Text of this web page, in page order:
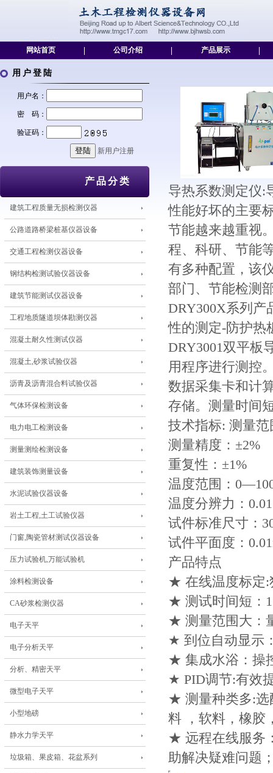
网站首页 公司介绍 产品展示
用户登陆
用户名：
密 码：
验证码：
新用户注册
产品分类
建筑工程质量无损检测仪器
公路道路桥梁桩基仪器设备
交通工程检测仪器设备
钢结构检测试验仪器设备
建筑节能测试仪器设备
工程地质隧道坝体勘测仪器
混凝土耐久性测试仪器
混凝土,砂浆试验仪器
沥青及沥青混合料试验仪器
气体环保检测设备
电力电工检测设备
测量测绘检测设备
建筑装饰测量设备
水泥试验仪器设备
岩土工程,土工试验仪器
门窗,陶瓷管材测试仪器设备
压力试验机,万能试验机
涂料检测设备
CA砂浆检测仪器
电子天平
电子分析天平
分析、精密天平
微型电子天平
小型地磅
静水力学天平
垃圾箱、果皮箱、花盆系列
导热系数测定仪:
性能好坏的主要
节能越来越重视
程、科研、节能
有多种配置，该
部门、节能检测
DRY300X系列产
性的测定-防护热
DRY3001双平板
用程序进行测控
数据采集卡和计
存储。测量时间
技术指标: 测量范
测量精度：±2%
重复性：±1%
温度范围：
温度分辨力：
试件标准尺寸：
试件平面度：
产品特点
★ 在线温度标定:
★ 测试时间短：
★ 测量范围大：
★ 到位自动显示
★ 集成水浴：操
★ PID调节:有效
★ 测量种类多:选
料 ，软料，橡胶
★ 远程在线服务
助解决疑难问题